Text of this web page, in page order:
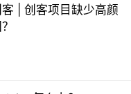
| 创客项目缺少高颜